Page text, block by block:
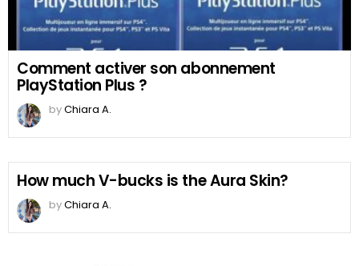
Comment activer son abonnement
PlayStation Plus ?
byChiara A.
How much V-bucks is the Aura Skin?
byChiara A.